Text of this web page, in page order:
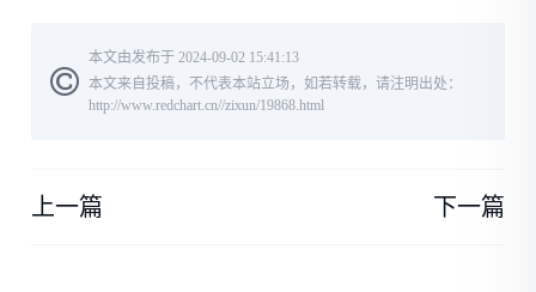
本文由发布于 2024-09-02 15:41:13
本文来自投稿，不代表本站立场，如若转载，请注明出处：
http://www.redchart.cn//zixun/19868.html
上一篇 下一篇